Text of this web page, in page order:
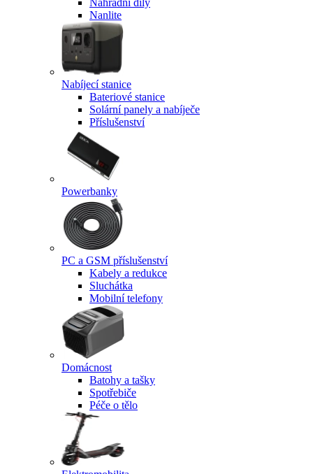
Náhradní díly
Nanlite
Nabíjecí stanice
Bateriové stanice
Solární panely a nabíječe
Příslušenství
Powerbanky
PC a GSM příslušenství
Kabely a redukce
Sluchátka
Mobilní telefony
Domácnost
Batohy a tašky
Spotřebiče
Péče o tělo